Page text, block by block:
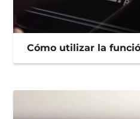
Cómo utilizar la